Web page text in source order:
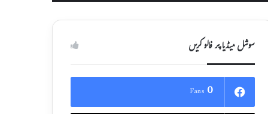
سوشل میڈیا پر فالو کریں
0
Fans